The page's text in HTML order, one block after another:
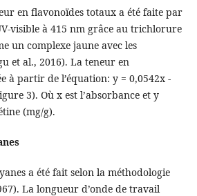
en flavonoïdes totaux a été faite par
visible à 415 nm grâce au trichlorure
un complexe jaune avec les
et al., 2016). La teneur en
à partir de l’équation: y = 0,0542x -
3). Où x est l’absorbance et y
(mg/g).
a été fait selon la méthodologie
La longueur d’onde de travail